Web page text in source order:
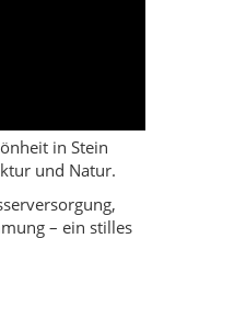
in Stein
und Natur.
– ein stilles